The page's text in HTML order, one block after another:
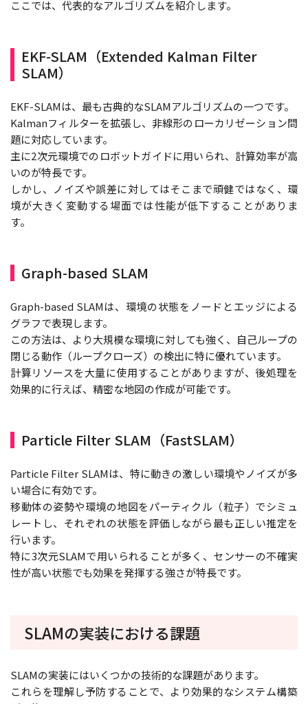
ここでは、代表的なアルゴリズムを紹介します。
EKF-SLAM（Extended Kalman Filter
SLAM）
EKF-SLAMは、最も古典的なSLAMアルゴリズムの一つです。
Kalmanフィルターを拡張し、非線形のローカリゼーション問
題に対応しています。
主に2次元環境でのロボットガイドに用いられ、計算効率が高
いのが特長です。
しかし、ノイズや誤差に対してはそこまで頑健ではなく、環
境が大きく変動する場面では性能が低下することがありま
す。
Graph-based SLAM
Graph-based SLAMは、環境の状態をノードとエッジによる
グラフで表現します。
この方法は、より大規模な環境に対しても強く、自己ループの
閉じる動作（ループクローズ）の検出に特に優れています。
計算リソースを大量に使用することがありますが、後処理を
効果的に行えば、精密な地図の作成が可能です。
Particle Filter SLAM（FastSLAM）
Particle Filter SLAMは、特に動きの激しい環境やノイズが多
い場合に有効です。
移動体の姿勢や環境の地図をパーティクル（粒子）でシミュ
レートし、それぞれの状態を評価しながら最も正しい推定を
行います。
特に3次元SLAMで用いられることが多く、センサーの不確実
性が高い状態でも効果を発揮する強さが特長です。
SLAMの実装における課題
SLAMの実装にはいくつかの技術的な課題があります。
これらを理解し予防することで、より効果的なシステム構築